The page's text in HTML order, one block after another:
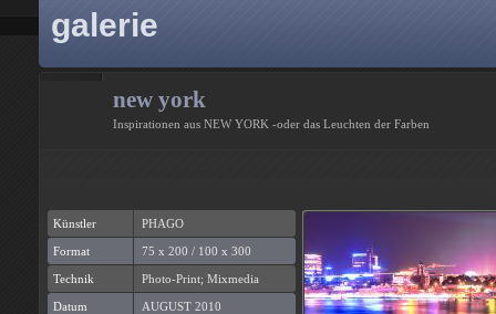
galerie
new york
Inspirationen aus NEW YORK -oder das Leuchten der Farben
Künstler PHAGO
Format 75 x 200 / 100 x 300
Technik Photo-Print; Mixmedia
Datum AUGUST 2010